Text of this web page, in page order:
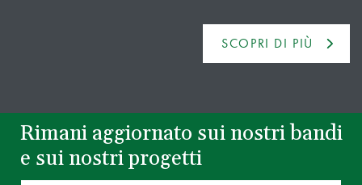
SCOPRI DI PIÙ
Rimani aggiornato sui nostri bandi
e sui nostri progetti